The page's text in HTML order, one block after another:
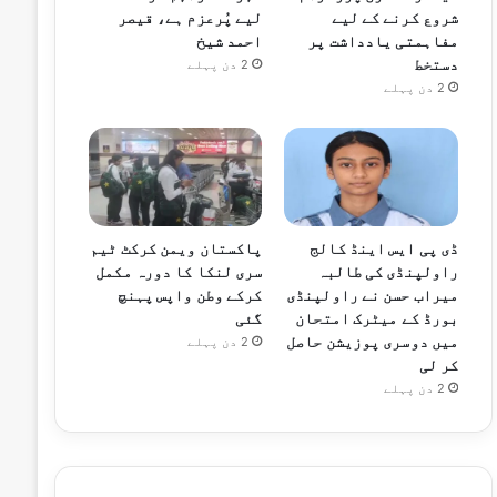
شروع کرنے کے لیے
مفاہمتی یادداشت پر
دستخط
2 دن پہلے
لیے پُرعزم ہے، قیصر
احمد شیخ
2 دن پہلے
ڈی پی ایس اینڈ کالج
راولپنڈی کی طالبہ
میراب حسن نے راولپنڈی
بورڈ کے میٹرک امتحان
میں دوسری پوزیشن حاصل
کر لی
2 دن پہلے
پاکستان ویمن کرکٹ ٹیم
سری لنکا کا دورہ مکمل
کرکے وطن واپس پہنچ
گئی
2 دن پہلے